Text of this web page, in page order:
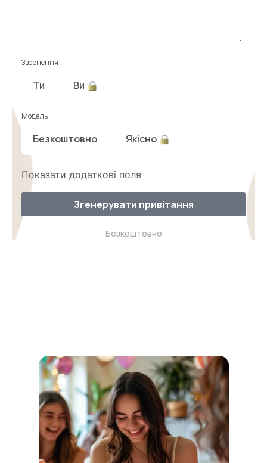
Звернення
Ти Ви
Модель
Безкоштовно Якісно
Показати додаткові поля
Згенерувати привітання
Безкоштовно